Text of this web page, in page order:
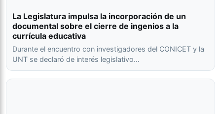
La Legislatura impulsa la incorporación de un
documental sobre el cierre de ingenios a la
currícula educativa
Durante el encuentro con investigadores del CONICET y la
UNT se declaró de interés legislativo…